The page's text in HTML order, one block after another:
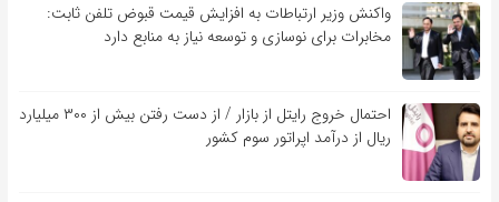
واکنش وزیر ارتباطات به افزایش قیمت قبوض تلفن ثابت:
مخابرات برای نوسازی و توسعه نیاز به منابع دارد
احتمال خروج رایتل از بازار / از دست رفتن بیش از ۳۰۰ میلیارد
ریال از درآمد اپراتور سوم کشور